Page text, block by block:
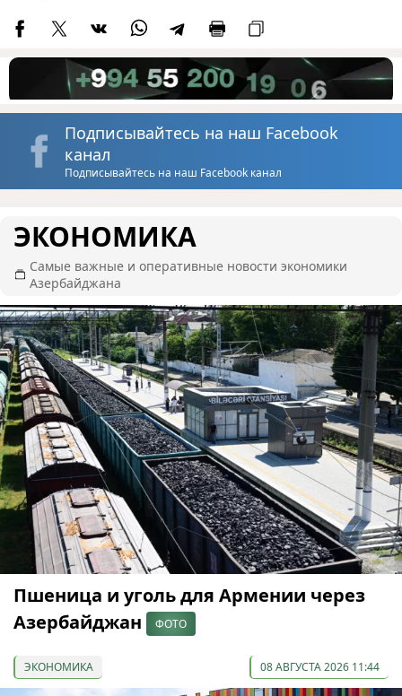
Подписывайтесь на наш Facebook
канал
Подписывайтесь на наш Facebook канал
ЭКОНОМИКА
Самые важные и оперативные новости экономики
Азербайджана
Пшеница и уголь для Армении через
Азербайджан
ФОТО
ЭКОНОМИКА 08 АВГУСТА 2026 11:44